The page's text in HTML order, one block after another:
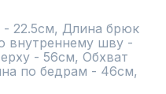
22.5см, Длина брюк
внутреннему шву -
- 56см, Обхват
по бедрам - 46см,